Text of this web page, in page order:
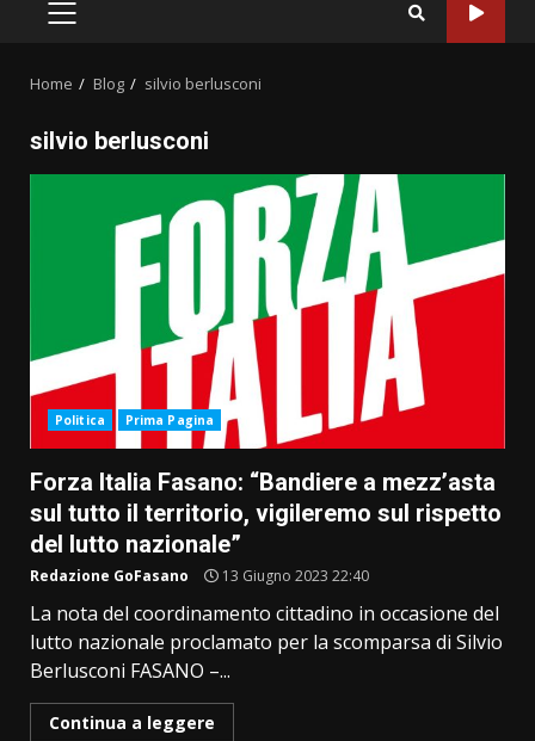
PRIMARY
Home Blog silvio berlusconi
silvio berlusconi
Politica Prima Pagina
Forza Italia Fasano: “Bandiere a mezz’asta
sul tutto il territorio, vigileremo sul rispetto
del lutto nazionale”
Redazione GoFasano 13 Giugno 2023 22:40
La nota del coordinamento cittadino in occasione del
lutto nazionale proclamato per la scomparsa di Silvio
Berlusconi FASANO –...
Continua a leggere